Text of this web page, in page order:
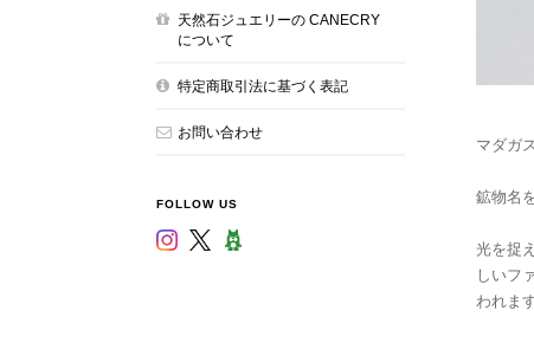
マダガ
鉱物名
光を捉
しいフ
われます
天然石ジュエリーの CANECRY
について
特定商取引法に基づく表記
お問い合わせ
FOLLOW US